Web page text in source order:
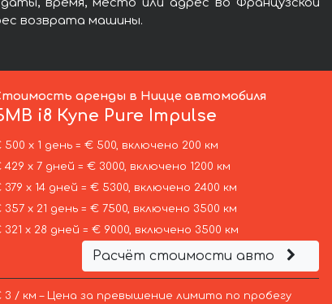
время, место или адрес во Французской
возврата машины.
аренды в Ницце автомобиля
i8 Купе Pure Impulse
500 х 1 день = € 500, включено 200 км
429 х 7 дней = € 3000, включено 1200 км
379 х 14 дней = € 5300, включено 2400 км
357 х 21 день = € 7500, включено 3500 км
321 х 28 дней = € 9000, включено 3500 км
Расчёт стоимости авто
3 / км – Цена за превышение лимита по пробегу